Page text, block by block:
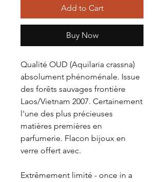
Add to Cart
Buy Now
Qualité OUD (Aquilaria crassna)
absolument phénoménale. Issue
des forêts sauvages frontière
Laos/Vietnam 2007. Certainement
l'une des plus précieuses
matières premières en
parfumerie. Flacon bijoux en
verre offert avec.
Extrêmement limité - once in a